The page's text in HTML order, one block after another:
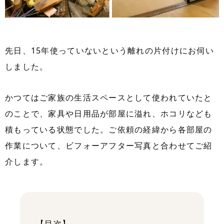
先日、15年使っていないという離れの片付けにお伺い
しました。
かつてはご家族の生活スペースとして使われていたと
のことで、家具や日用品が部屋に溢れ、ホコリなども
積もっている状態でした。ご依頼の経緯から各部屋の
作業について、ビフォーアフター写真と合わせてご紹
介します。